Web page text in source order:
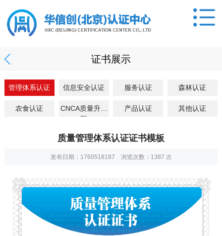
证书展示
管理体系认证 信息安全认证 服务认证 森林认证
农食认证
CNCA质量升级
版
产品认证 其他认证
质量管理体系认证证书模板
发布日期：1760518187 浏览次数： 1387 次